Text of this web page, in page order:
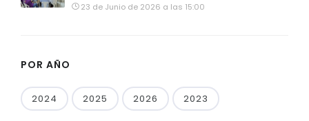
23 de Junio de 2026 a las 15:00
POR AÑO
2024 2025 2026 2023